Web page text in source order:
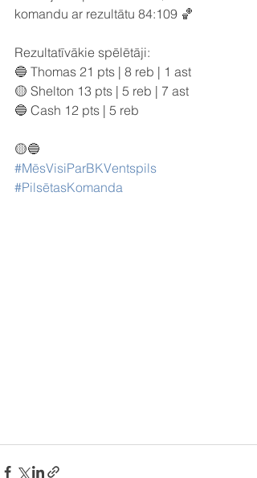
komandu ar rezultātu 84:109 🏀
Rezultatīvākie spēlētāji:
🔵 Thomas 21 pts | 8 reb | 1 ast
🟡 Shelton 13 pts | 5 reb | 7 ast
🔵 Cash 12 pts | 5 reb
🟡🔵
#MēsVisiParBKVentspils
#PilsētasKomanda